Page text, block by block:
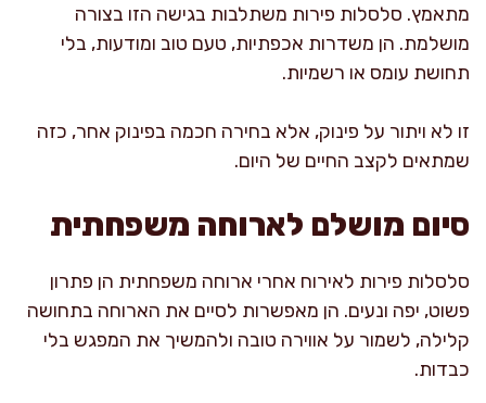
מתאמץ. סלסלות פירות משתלבות בגישה הזו בצורה
מושלמת. הן משדרות אכפתיות, טעם טוב ומודעות, בלי
תחושת עומס או רשמיות.
זו לא ויתור על פינוק, אלא בחירה חכמה בפינוק אחר, כזה
שמתאים לקצב החיים של היום.
סיום מושלם לארוחה משפחתית
סלסלות פירות לאירוח אחרי ארוחה משפחתית הן פתרון
פשוט, יפה ונעים. הן מאפשרות לסיים את הארוחה בתחושה
קלילה, לשמור על אווירה טובה ולהמשיך את המפגש בלי
כבדות.